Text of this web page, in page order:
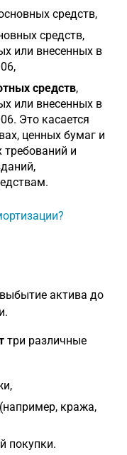
средств,
средств,
или внесенных в
средств,
или внесенных в
Это касается
ценных бумаг и
требований и
актива до
три различные
кража,
покупки.